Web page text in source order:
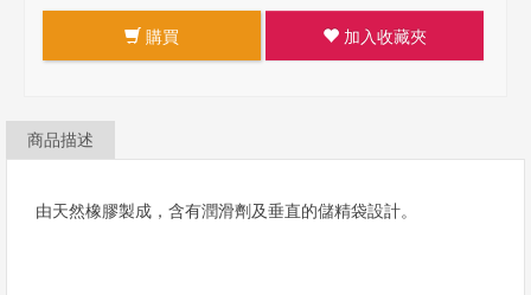
購買 加入收藏夾
商品描述
由天然橡膠製成，含有潤滑劑及垂直的儲精袋設計。